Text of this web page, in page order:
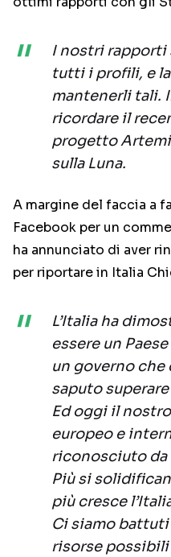
I nostri
tutti i profili, e
mantenerli tali.
ricordare il
progetto
sulla Luna.
A margine del faccia a
Facebook per un
ha annunciato di aver
per riportare in Italia
L’Italia ha
essere un
un governo
saputo
Ed oggi il
europeo e
riconosciuto
Più si
più cresce
Ci siamo
risorse possibili